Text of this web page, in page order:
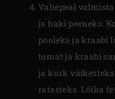
Vahepeal valmista
ja haki peeneks.
pooleks ja kraabi
tomat ja kraabi
ja kurk
ratasteks. Lõika